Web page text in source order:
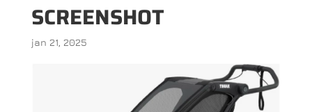
SCREENSHOT
jan 21, 2025